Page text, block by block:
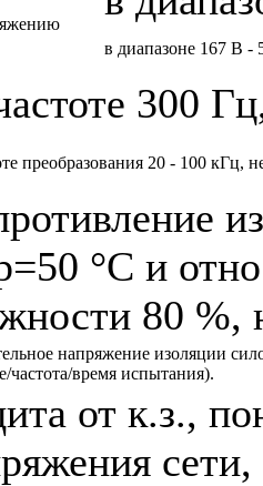
в диапазоне 167 В -
300
преобразования 20 - 100 кГц,
°С и
80 %,
напряжение изоляции
частота/время испытания).
от к.з.,